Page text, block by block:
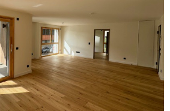
voir le
bien